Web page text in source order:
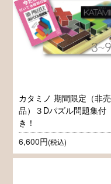
カタミノ 期間限定（非売
品）３Dパズル問題集付
き！
6,600円(税込)